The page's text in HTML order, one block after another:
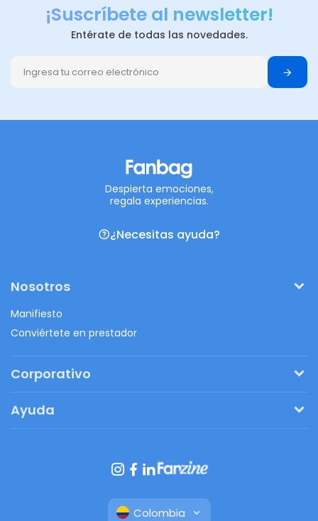
¡Suscríbete al newsletter!
Entérate de todas las novedades.
Despierta emociones,
regala experiencias.
¿Necesitas ayuda?
Nosotros
Manifiesto
Conviértete en prestador
Corporativo
Regalos originales
Ayuda
Botón de arrepentimiento
Colombia